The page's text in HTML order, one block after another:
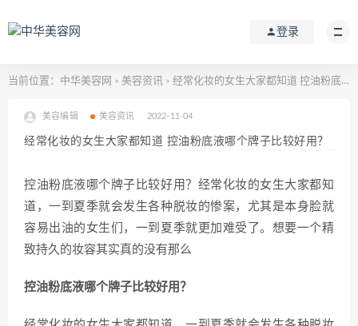
登录
当前位置： 中华美容网 > 美容资讯 > 经常化妆的女生大家都知道 控油粉底液哪个牌子比较好用？
美容编辑 美容资讯 2022-11-04
经常化妆的女生大家都知道 控油粉底液哪个牌子比较好用？
控油粉底液哪个牌子比较好用？经常化妆的女生大家都知
道，一到夏季就会发生各种脱妆的惨案，尤其是本身脸就
容易出油的女生们，一到夏季就更加难受了。想要一个精
致持久的妆容其实真的没有那么
控油粉底液哪个牌子比较好用？